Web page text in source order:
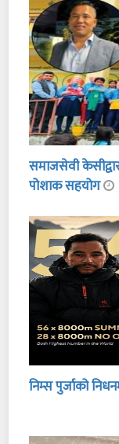
समाजसेवी
पोशाक सहयोग
निम्स पुर्जाको